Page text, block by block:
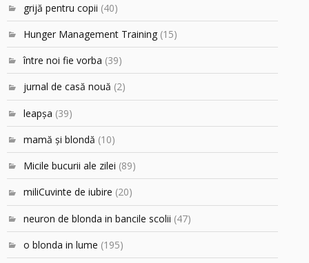
grijă pentru copii (40)
Hunger Management Training (15)
între noi fie vorba (39)
jurnal de casă nouă (2)
leapşa (39)
mamă şi blondă (10)
Micile bucurii ale zilei (89)
miliCuvinte de iubire (20)
neuron de blonda in bancile scolii (47)
o blonda in lume (195)